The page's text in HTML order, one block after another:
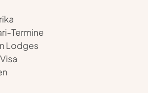
Termine
Lodges